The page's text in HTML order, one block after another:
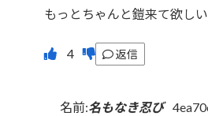
もっとちゃんと鎧来て欲し
返信
名前:名もなき忍び